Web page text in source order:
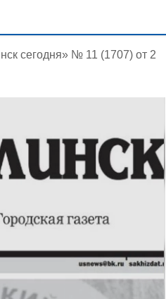
сегодня» № 11 (1707) от 2